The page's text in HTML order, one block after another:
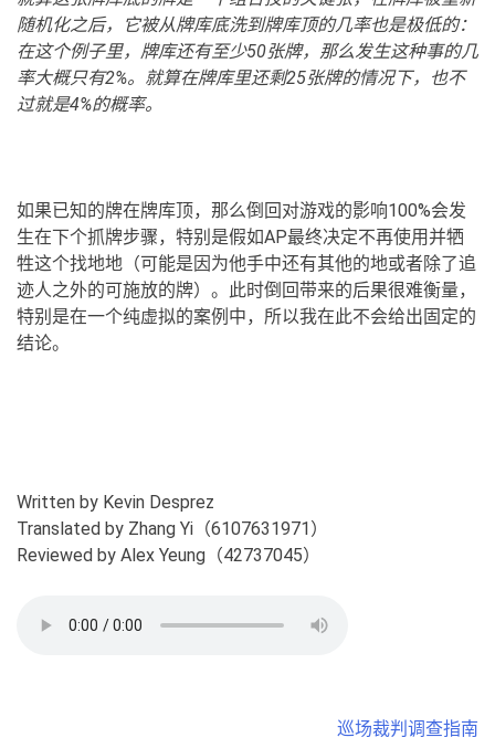
随机化之后，它被从牌库底洗到牌库顶的几率也是极低的：
在这个例子里，牌库还有至少50张牌，那么发生这种事的几
率大概只有2%。就算在牌库里还剩25张牌的情况下，也不
过就是4%的概率。
如果已知的牌在牌库顶，那么倒回对游戏的影响100%会发
生在下个抓牌步骤，特别是假如AP最终决定不再使用并牺
牲这个找地地（可能是因为他手中还有其他的地或者除了追
迹人之外的可施放的牌）。此时倒回带来的后果很难衡量，
特别是在一个纯虚拟的案例中，所以我在此不会给出固定的
结论。
Written by Kevin Desprez
Translated by Zhang Yi（6107631971）
Reviewed by Alex Yeung（42737045）
巡场裁判调查指南